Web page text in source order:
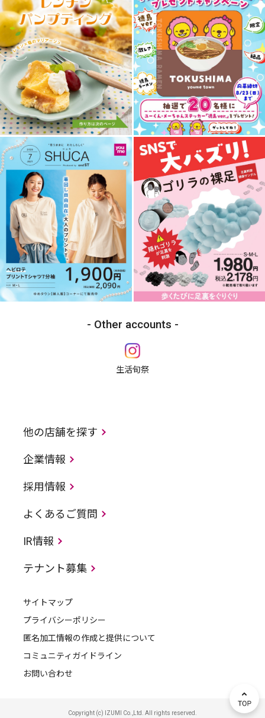
Other accounts
生活旬祭
他の店舗を探す
企業情報
採用情報
よくあるご質問
IR情報
テナント募集
サイトマップ
プライバシーポリシー
匿名加工情報の作成と提供について
コミュニティガイドライン
お問い合わせ
Copyright (c) IZUMI Co.,Ltd. All rights reserved.